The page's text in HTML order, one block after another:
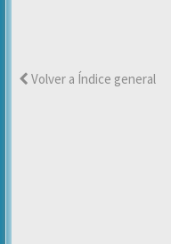
Volver a Índice general